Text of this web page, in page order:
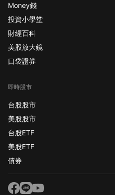
Money錢
投資小學堂
財經百科
美股放大鏡
口袋證券
即時股市
台股股市
美股股市
台股ETF
美股ETF
債券